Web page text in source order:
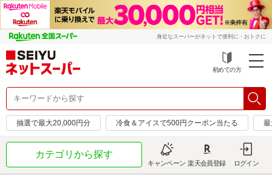
身近なスーパーがネットで便利に・おトクに
初めての方
抽選で最大20,000円分 冷食＆アイスで500円クーポン当たる
カテゴリから探す
キャンペーン 楽天会員登録 ログイン